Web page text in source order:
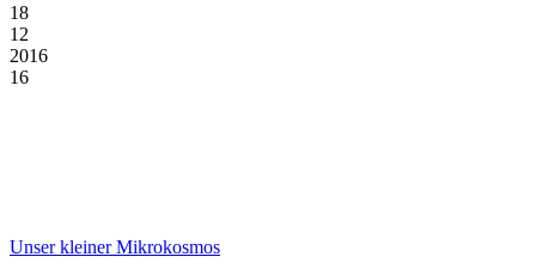
18
12
2016
16
Unser kleiner Mikrokosmos